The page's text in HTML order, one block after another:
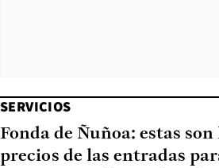
SERVICIOS
Fonda de Ñuñoa: estas
precios de las entradas